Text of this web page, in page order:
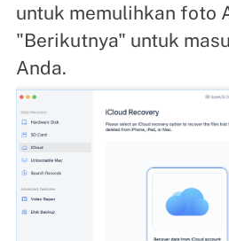
untuk memulihkan foto
"Berikutnya" untuk
Anda.